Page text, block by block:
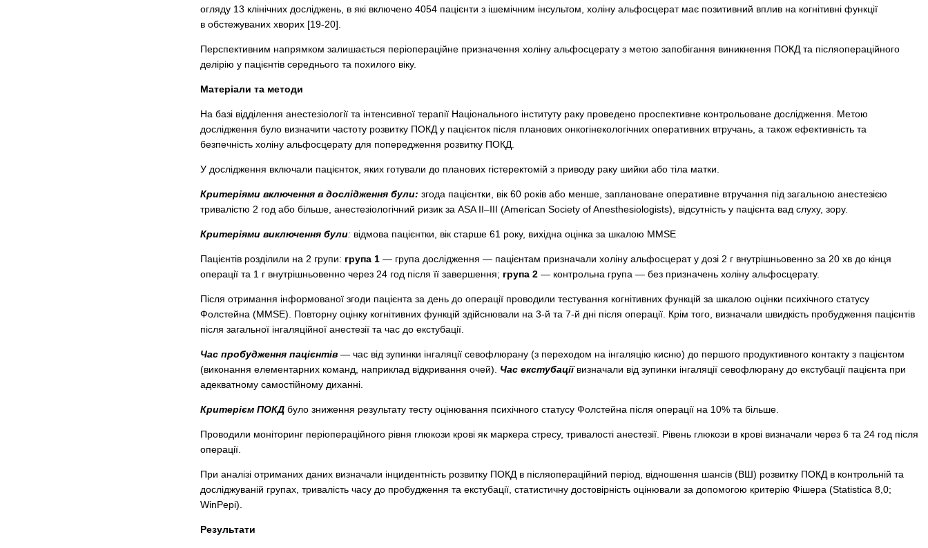
огляду 13 клінічних досліджень, в які включено 4054 пацієнти з ішемічним інсультом, холіну альфосцерат має позитивний вплив на когнітивні функції
в обстежуваних хворих [19-20].
Перспективним напрямком залишається періопераційне призначення холіну альфосцерату з метою запобігання виникнення ПОКД та післяопераційного
делірію у пацієнтів середнього та похилого віку.
Матеріали та методи
На базі відділення анестезіології та інтенсивної терапії Національного інституту раку проведено проспективне контрольоване дослідження. Метою
дослідження було визначити частоту розвитку ПОКД у пацієнток після планових онкогінекологічних оперативних втручань, а також ефективність та
безпечність холіну альфосцерату для попередження розвитку ПОКД.
У дослідження включали пацієнток, яких готували до планових гістеректомій з приводу раку шийки або тіла матки.
Критеріями включення в дослідження були: згода пацієнтки, вік 60 років або менше, заплановане оперативне втручання під загальною анестезією
тривалістю 2 год або більше, анестезіологічний ризик за ASA ІІ–ІІІ (American Society of Anesthesiologists), відсутність у пацієнта вад слуху, зору.
Критеріями виключення були: відмова пацієнтки, вік старше 61 року, вихідна оцінка за шкалою MMSE
Пацієнтів розділили на 2 групи: група 1 — група дослідження — пацієнтам призначали холіну альфосцерат у дозі 2 г внутрішньовенно за 20 хв до кінця
операції та 1 г внутрішньовенно через 24 год після її завершення; група 2 — контрольна група — без призначень холіну альфосцерату.
Після отримання інформованої згоди пацієнта за день до операції проводили тестування когнітивних функцій за шкалою оцінки психічного статусу
Фолстейна (MMSE). Повторну оцінку когнітивних функцій здійснювали на 3-й та 7-й дні після операції. Крім того, визначали швидкість пробудження пацієнтів
після загальної інгаляційної анестезії та час до екстубації.
Час пробудження пацієнтів — час від зупинки інгаляції севофлюрану (з переходом на інгаляцію кисню) до першого продуктивного контакту з пацієнтом
(виконання елементарних команд, наприклад відкривання очей). Час екстубаціївизначали від зупинки інгаляції севофлюрану до екстубації пацієнта при
адекватному самостійному диханні.
Критерієм ПОКД було зниження результату тесту оцінювання психічного статусу Фолстейна після операції на 10% та більше.
Проводили моніторинг періопераційного рівня глюкози крові як маркера стресу, тривалості анестезії. Рівень глюкози в крові визначали через 6 та 24 год після
операції.
При аналізі отриманих даних визначали інцидентність розвитку ПОКД в післяопераційний період, відношення шансів (ВШ) розвитку ПОКД в контро­льній та
досліджуваній групах, тривалість часу до пробудження та екстубації, статистичну достовірність оцінювали за допомогою критерію Фішера (Statistica 8,0;
WinPepi).
Результати